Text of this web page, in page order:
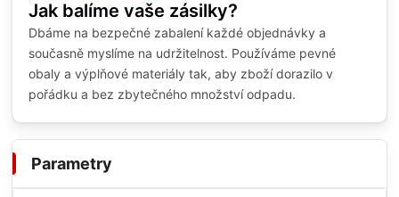
Jak balíme vaše zásilky?
Dbáme na bezpečné zabalení každé objednávky a
současně myslíme na udržitelnost. Používáme pevné
obaly a výplňové materiály tak, aby zboží dorazilo v
pořádku a bez zbytečného množství odpadu.
Parametry